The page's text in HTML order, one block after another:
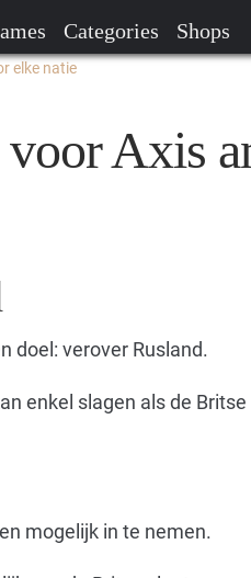
Categories Shops
elke natie
voor Axis
doel: verover Rusland.
enkel slagen als de
mogelijk in te nemen.